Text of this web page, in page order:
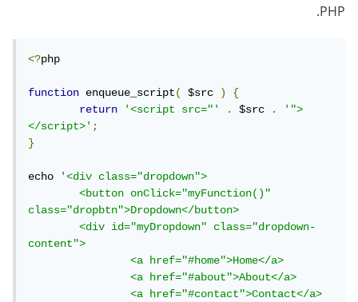
PHP.
<?php
function enqueue_script( $src )
{
return
'<script src="' . $src .
'">
</script>';
}
echo '<div class="dropdown">
	<button onClick="myFunction()"
class="dropbtn">Dropdown</button>
	<div id="myDropdown" class="dropdown-
content">
		<a href="#home">Home</a>
		<a href="#about">About</a>
		<a href="#contact">Contact</a>